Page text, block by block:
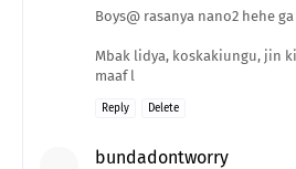
Boys@ rasanya nano2 hehe
Mbak lidya, koskakiungu, jin
maaf l
Reply Delete
bundadontworry